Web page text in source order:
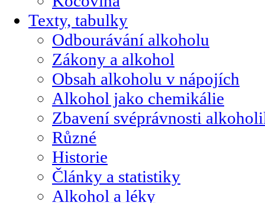
Texty, tabulky
Odbourávání alkoholu
Zákony a alkohol
Obsah alkoholu v nápojích
Alkohol jako chemikálie
Zbavení svéprávnosti
Různé
Historie
Články a statistiky
Alkohol a léky